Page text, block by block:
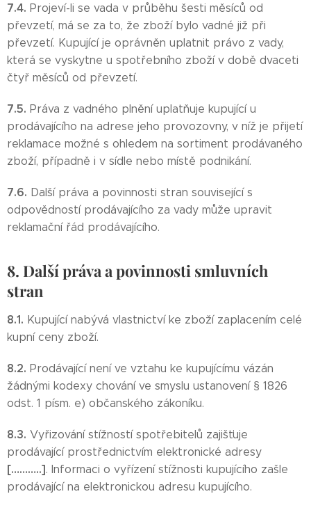
7.4. Projeví-li se vada v průběhu šesti měsíců od
převzetí, má se za to, že zboží bylo vadné již při
převzetí. Kupující je oprávněn uplatnit právo z vady,
která se vyskytne u spotřebního zboží v době dvaceti
čtyř měsíců od převzetí.
7.5. Práva z vadného plnění uplatňuje kupující u
prodávajícího na adrese jeho provozovny, v níž je přijetí
reklamace možné s ohledem na sortiment prodávaného
zboží, případně i v sídle nebo místě podnikání.
7.6. Další práva a povinnosti stran související s
odpovědností prodávajícího za vady může upravit
reklamační řád prodávajícího.
8. Další práva a povinnosti smluvních
stran
8.1. Kupující nabývá vlastnictví ke zboží zaplacením celé
kupní ceny zboží.
8.2. Prodávající není ve vztahu ke kupujícímu vázán
žádnými kodexy chování ve smyslu ustanovení § 1826
odst. 1 písm. e) občanského zákoníku.
8.3. Vyřizování stížností spotřebitelů zajišťuje
prodávající prostřednictvím elektronické adresy
[………..]. Informaci o vyřízení stížnosti kupujícího zašle
prodávající na elektronickou adresu kupujícího.